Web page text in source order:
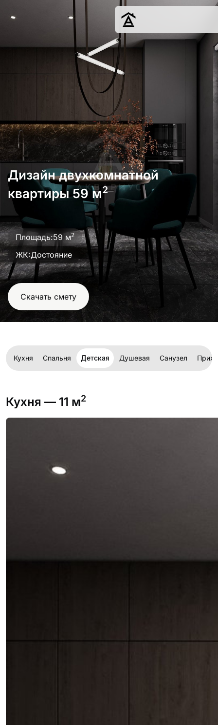
Дизайн
Ремонт
Цены
Наши работы
О нас
Контакты
г. Краснодар
8 (861) 945-12-
34
Дизайн двухкомнатной
квартиры 59 м2
Площадь:59 м2
ЖК:Достояние
Скачать смету
Кухня Спальня Детская Душевая Санузел
Кухня — 11 м2